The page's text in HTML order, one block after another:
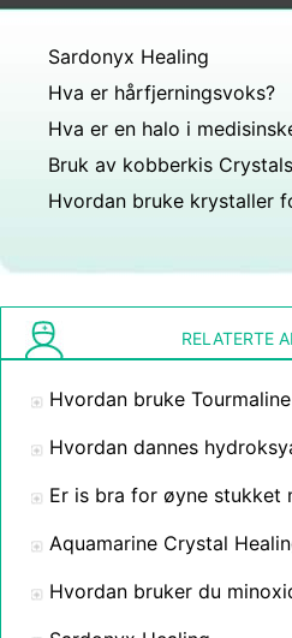
Sardonyx Healing
Hva er hårfjerningsvoks?
Hva er en halo i
Bruk av kobberkis Crystals
Hvordan bruke krystaller
RELATERTE
Hvordan bruke Tourmaline
Hvordan dannes
Er is bra for øyne stukket
Aquamarine Crystal
Hvordan bruker du